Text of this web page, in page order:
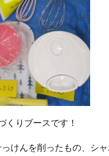
りブースです！
けんを削ったもの、シ